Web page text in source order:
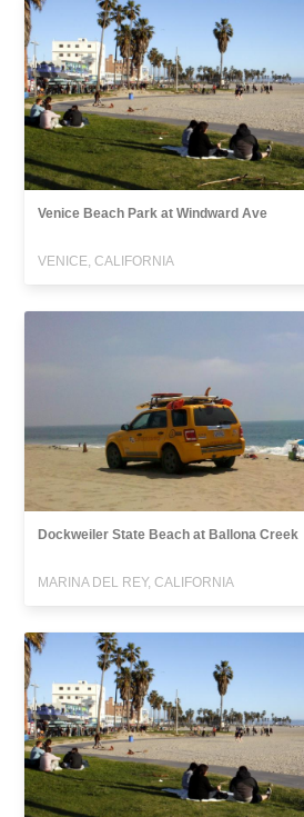
Venice Beach Park at Windward Ave
VENICE, CALIFORNIA
Dockweiler State Beach at Ballona Creek
MARINA DEL REY, CALIFORNIA